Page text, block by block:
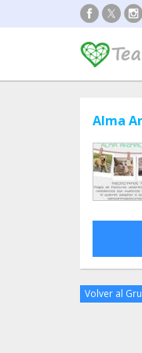
Alma
Volver al